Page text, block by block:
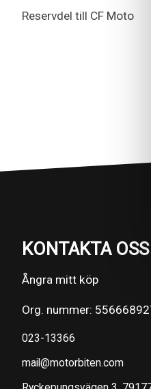
Reservdel till CF Moto
KONTAKTA
Ångra mitt köp
Org. nummer:
023-13366
mail@motorbiten.com